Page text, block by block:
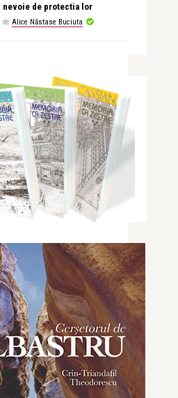
nevoie de protectia lor
de Alice Năstase Buciuta